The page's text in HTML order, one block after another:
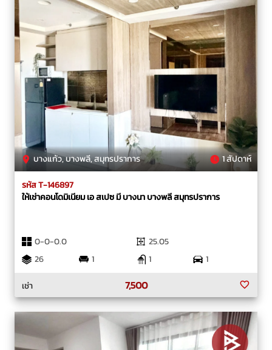
บางแก้ว, บางพลี, สมุทรปราการ 1 สัปดาห์
รหัส T-146897
ให้เช่าคอนโดมิเนียม เอ สเปซ มี บางนา บางพลี สมุทรปราการ
0-0-0.0
25.05
26
1 1
1
เช่า
7,500